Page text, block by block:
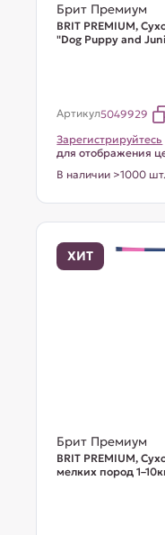
Брит Премиум
BRIT PREMIUM,
"Dog Puppy and
Артикул5049929
Зарегистрируйтесь
для отображения
В наличии >1000 шт.
ХИТ
Брит Премиум
BRIT PREMIUM,
мелких пород